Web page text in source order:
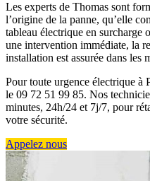
Les experts de Thomas sont
l’origine de la panne, qu’elle
tableau électrique en surcharge
une intervention immédiate, la
installation est assurée dans les
Pour toute urgence électrique à
le 09 72 51 99 85. Nos
minutes, 24h/24 et 7j/7, pour
votre sécurité.
Appelez nous